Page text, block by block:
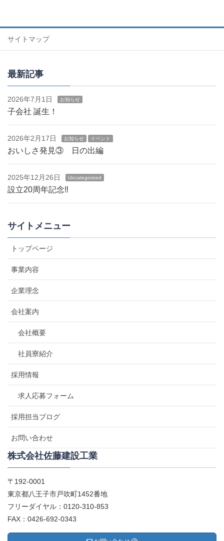
サイトマップ
最新記事
2026年7月1日 お知らせ
子会社 誕生！
2026年2月17日 お知らせ イベント
おいしさ発見③ 日の出編
2025年12月26日 Uncategorized
設立20周年記念‼
サイトメニュー
トップページ
事業内容
企業理念
会社案内
会社概要
社員寮紹介
採用情報
求人応募フォーム
採用担当ブログ
お問い合わせ
株式会社佐藤建設工業
〒192-0001
東京都八王子市戸吹町1452番地
フリーダイヤル：0120-310-853
FAX：0426-692-0343